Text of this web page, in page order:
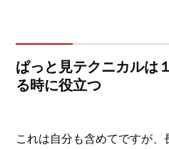
ぱっと見テクニカルは
る時に役立つ
これは自分も含めてですが